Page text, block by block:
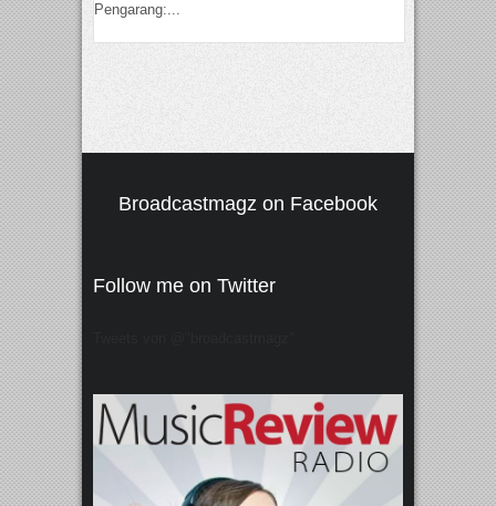
Pengarang:...
Broadcastmagz on Facebook
Follow me on Twitter